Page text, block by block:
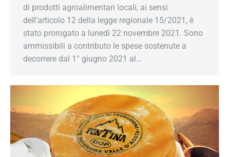
di prodotti agroalimentari locali, ai sensi
dell’articolo 12 della legge regionale 15/2021, è
stato prorogato a lunedì 22 novembre 2021. Sono
ammissibili a contributo le spese sostenute a
decorrere dal 1° giugno 2021 al…